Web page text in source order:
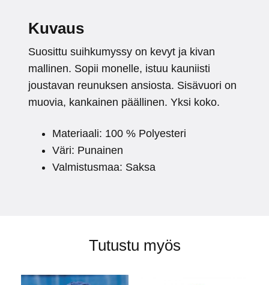
Kuvaus
Suosittu suihkumyssy on kevyt ja kivan
mallinen. Sopii monelle, istuu kauniisti
joustavan reunuksen ansiosta. Sisävuori on
muovia, kankainen päällinen. Yksi koko.
Materiaali: 100 % Polyesteri
Väri: Punainen
Valmistusmaa: Saksa
Tutustu myös